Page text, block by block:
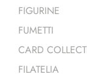
FIGURINE
FUMETTI
CARD
FILATELIA